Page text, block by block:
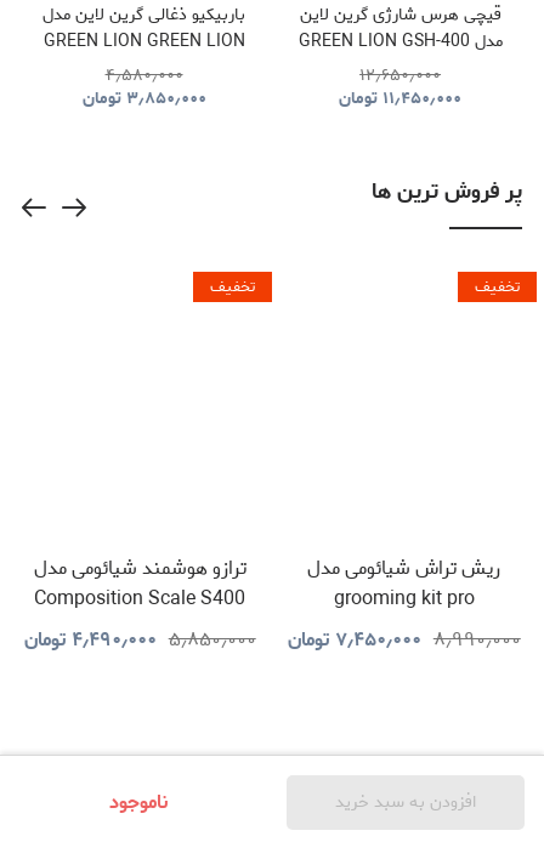
افزودن به سبد خرید ناموجود
قیچی هرس شارژی گرین لاین
مدل GREEN LION GSH-400
ELECTRIC PRUNING
SHEARS TOOL CORDLESS
۱۲٫۶۵۰٫۰۰۰
۱۱٫۴۵۰٫۰۰۰ تومان
باربیکیو ذغالی گرین لاین مدل
GREEN LION GREEN LION
QUDRA FOLDABLE BBQ
GRILL GNQDRBBQSTBK
۴٫۵۸۰٫۰۰۰
۳٫۸۵۰٫۰۰۰ تومان
پر فروش ترین ها
تخفیف
ریش تراش شیائومی مدل
grooming kit pro
۸٫۹۹۰٫۰۰۰ ۷٫۴۵۰٫۰۰۰ تومان
تخفیف
ترازو هوشمند شیائومی مدل
Composition Scale S400
۵٫۸۵۰٫۰۰۰ ۴٫۴۹۰٫۰۰۰ تومان